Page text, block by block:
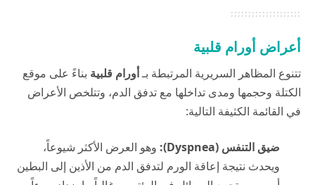
أعراض أورام قلبية
تتنوع المظاهر السريرية المرتبطة بـأورام قلبية بناءً على موقع
الكتلة وحجمها ومدى تداخلها مع تدفق الدم، وتتلخص الأعراض
في القائمة الكثيفة التالية:
ضيق التنفس (Dyspnea):
وهو العرض الأكثر شيوعاً،
ويحدث نتيجة إعاقة الورم لتدفق الدم من الأذين إلى البطين